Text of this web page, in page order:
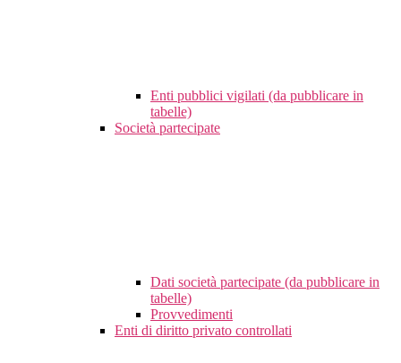
Enti pubblici vigilati (da pubblicare in
tabelle)
Società partecipate
Dati società partecipate (da pubblicare in
tabelle)
Provvedimenti
Enti di diritto privato controllati